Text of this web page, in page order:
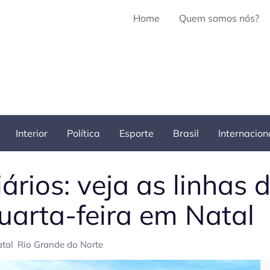
Home Quem somos nós?
Interior Política Esporte Brasil
veja as linhas
feira em Natal
Rio Grande do Norte